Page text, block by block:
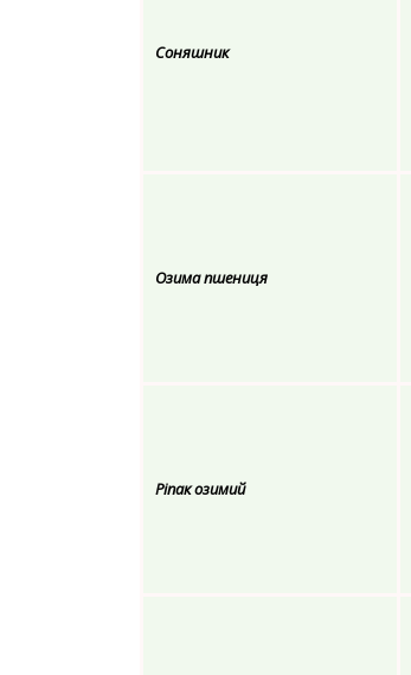
Соняшник
Озима пшениця
Ріпак озимий